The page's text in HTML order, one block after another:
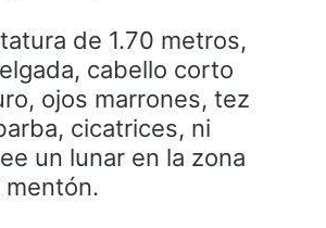
de 1.70 metros,
cabello corto
ojos marrones, tez
cicatrices, ni
un lunar en la zona